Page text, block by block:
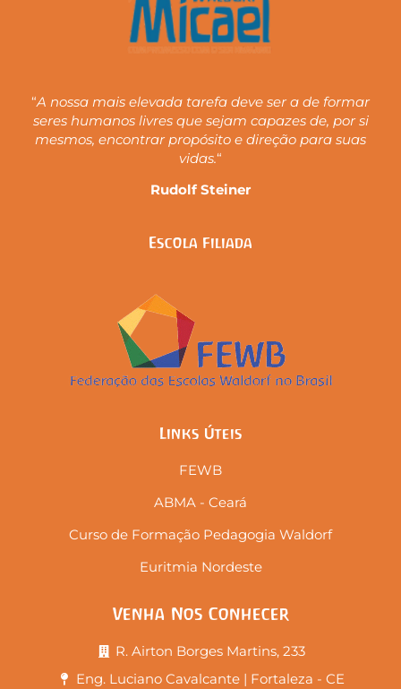
“A nossa mais elevada tarefa deve ser a de formar
seres humanos livres que sejam capazes de, por si
mesmos, encontrar propósito e direção para suas
vidas.“
Rudolf Steiner
Escola Filiada
Links Úteis
FEWB
ABMA - Ceará
Curso de Formação Pedagogia Waldorf
Euritmia Nordeste
Venha Nos Conhecer
R. Airton Borges Martins, 233
Eng. Luciano Cavalcante | Fortaleza - CE